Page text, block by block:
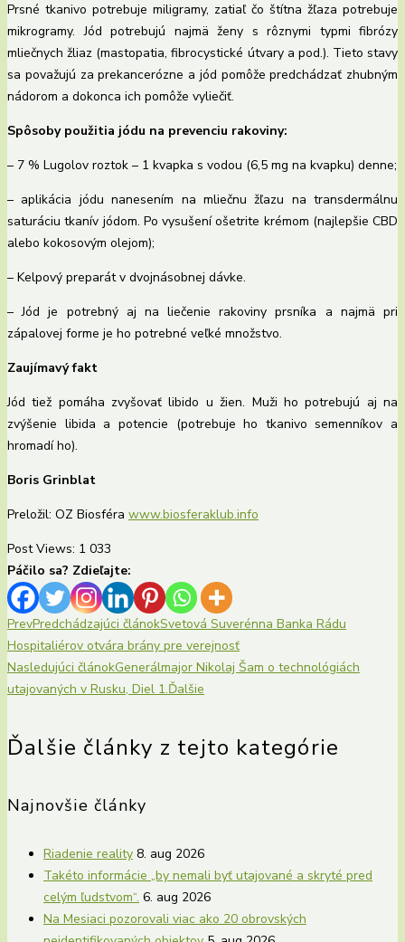
Prsné tkanivo potrebuje miligramy, zatiaľ čo štítna žľaza potrebuje
mikrogramy. Jód potrebujú najmä ženy s rôznymi typmi fibrózy
mliečnych žliaz (mastopatia, fibrocystické útvary a pod.). Tieto stavy
sa považujú za prekancerózne a jód pomôže predchádzať zhubným
nádorom a dokonca ich pomôže vyliečiť.
Spôsoby použitia jódu na prevenciu rakoviny:
– 7 % Lugolov roztok – 1 kvapka s vodou (6,5 mg na kvapku) denne;
– aplikácia jódu nanesením na mliečnu žľazu na transdermálnu
saturáciu tkanív jódom. Po vysušení ošetrite krémom (najlepšie CBD
alebo kokosovým olejom);
– Kelpový preparát v dvojnásobnej dávke.
– Jód je potrebný aj na liečenie rakoviny prsníka a najmä pri
zápalovej forme je ho potrebné veľké množstvo.
Zaujímavý fakt
Jód tiež pomáha zvyšovať libido u žien. Muži ho potrebujú aj na
zvýšenie libida a potencie (potrebuje ho tkanivo semenníkov a
hromadí ho).
Boris Grinblat
Preložil: OZ Biosféra www.biosferaklub.info
Post Views: 1 033
Páčilo sa? Zdieľajte:
PrevPredchádzajúci článokSvetová Suverénna Banka Rádu
Hospitaliérov otvára brány pre verejnosť
Nasledujúci článokGenerálmajor Nikolaj Šam o technológiách
utajovaných v Rusku, Diel 1.Ďalšie
Ďalšie články z tejto kategórie
Najnovšie články
Riadenie reality 8. aug 2026
Takéto informácie „by nemali byť utajované a skryté pred
celým ľudstvom“. 6. aug 2026
Na Mesiaci pozorovali viac ako 20 obrovských